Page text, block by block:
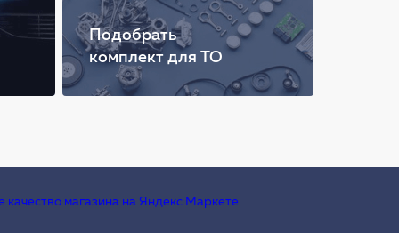
Подобрать
комплект для ТО